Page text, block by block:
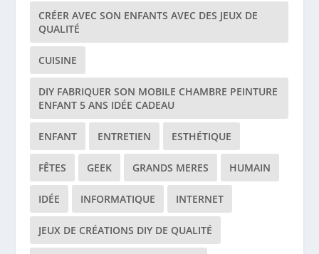
CRÉER AVEC SON ENFANTS AVEC DES JEUX DE
QUALITÉ
CUISINE
DIY FABRIQUER SON MOBILE CHAMBRE PEINTURE
ENFANT 5 ANS IDÉE CADEAU
ENFANT ENTRETIEN ESTHÉTIQUE
FÊTES GEEK GRANDS MERES HUMAIN
IDÉE INFORMATIQUE INTERNET
JEUX DE CRÉATIONS DIY DE QUALITÉ